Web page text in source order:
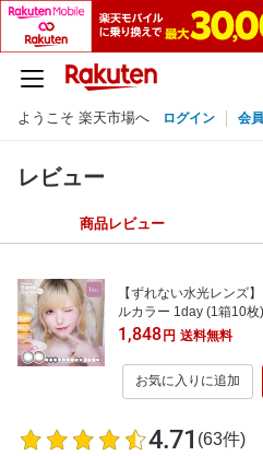
ようこそ 楽天市場へ ログイン 会
レビュー
商品レビュー
【ずれない水光レンズ
ルカラー 1day (1箱10
ーパープル ハニームー
ングレー アーモンド 紫
1,848円 送料無料
お気に入りに追加
4.71 (63件)